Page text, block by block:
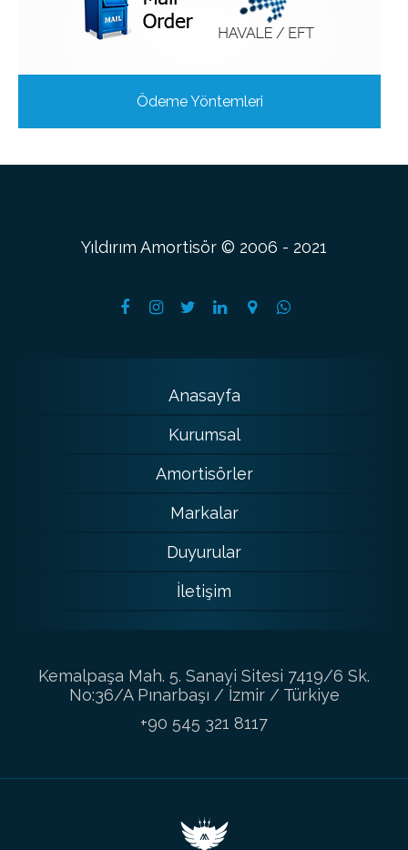
Ödeme Yöntemleri
Yıldırım Amortisör © 2006 - 2021
Anasayfa
Kurumsal
Amortisörler
Markalar
Duyurular
İletişim
Kemalpaşa Mah. 5. Sanayi Sitesi 7419/6 Sk.
No:36/A Pınarbaşı / İzmir / Türkiye
+90 545 321 8117